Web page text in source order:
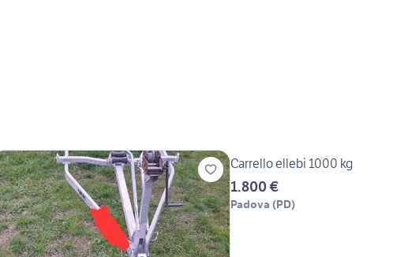
Carrello ellebi 1000 kg
1.800 €
Padova (PD)